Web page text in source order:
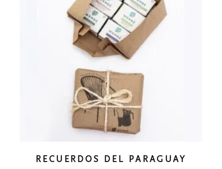
RECUERDOS DEL PARAGUAY